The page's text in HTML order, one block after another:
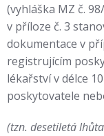
(vyhláška MZ č.
v příloze č. 3
dokumentace v
registrujícím
lékařství v délce
poskytovatele
(tzn. desetiletá